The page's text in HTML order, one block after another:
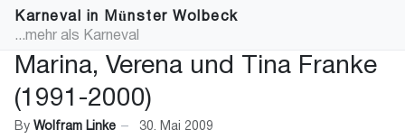
Karneval in Münster Wolbeck
...mehr als Karneval
Marina, Verena und Tina Franke
(1991-2000)
By Wolfram Linke 30. Mai 2009